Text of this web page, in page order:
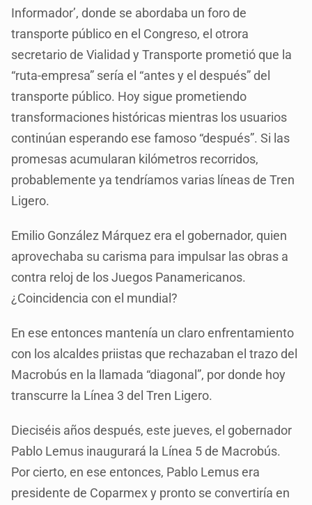
Informador’, donde se abordaba un foro de
transporte público en el Congreso, el otrora
secretario de Vialidad y Transporte prometió que la
“ruta-empresa” sería el “antes y el después” del
transporte público. Hoy sigue prometiendo
transformaciones históricas mientras los usuarios
continúan esperando ese famoso “después”. Si las
promesas acumularan kilómetros recorridos,
probablemente ya tendríamos varias líneas de Tren
Ligero.
Emilio González Márquez era el gobernador, quien
aprovechaba su carisma para impulsar las obras a
contra reloj de los Juegos Panamericanos.
¿Coincidencia con el mundial?
En ese entonces mantenía un claro enfrentamiento
con los alcaldes priistas que rechazaban el trazo del
Macrobús en la llamada “diagonal”, por donde hoy
transcurre la Línea 3 del Tren Ligero.
Dieciséis años después, este jueves, el gobernador
Pablo Lemus inaugurará la Línea 5 de Macrobús.
Por cierto, en ese entonces, Pablo Lemus era
presidente de Coparmex y pronto se convertiría en